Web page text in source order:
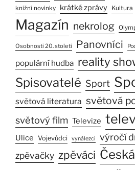
knižní novinky krátké zprávy Kultura
Magazín nekrolog
Osobnosti 20. století Panovníci
populární hudba reality
Spisovatelé Sport
světová literatura světová
světový film Televize
Ulice Vojevůdci vynálezci výročí
zpěvačky zpěváci